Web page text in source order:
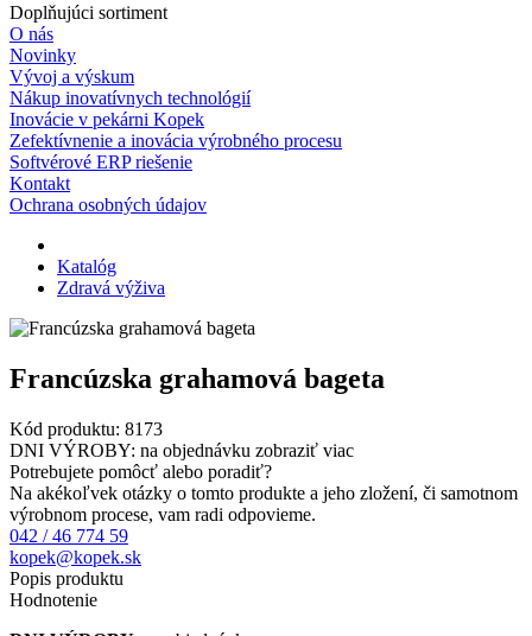
Doplňujúci sortiment
O nás
Novinky
Vývoj a výskum
Nákup inovatívnych technológií
Inovácie v pekárni Kopek
Zefektívnenie a inovácia výrobného procesu
Softvérové ERP riešenie
Kontakt
Ochrana osobných údajov
Katalóg
Zdravá výživa
Francúzska grahamová bageta
Kód produktu: 8173
DNI VÝROBY: na objednávku zobraziť viac
Potrebujete pomôcť alebo poradiť?
Na akékoľvek otázky o tomto produkte a jeho zložení, či samotnom
výrobnom procese, vam radi odpovieme.
042 / 46 774 59
kopek@kopek.sk
Popis produktu
Hodnotenie